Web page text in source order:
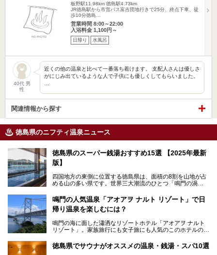
板野駅11.98km 徳島駅4.73km
JR徳島駅から市営バス富吉団地行きで25分、終点下車、徒
歩10分徳島…
営業時間 8:00～22:00
入浴料金 1,100円～
日帰り 水風呂
40代 男
性
近くの他の温泉と比べて一番落ち着けます。 支配人さんは優しさ
がにじみ出ているような人で子供にも優しくしてもらいました。
関連情報から探す
徳島県のニフティ温泉ニュース
徳島県のスーパー銭湯おすすめ15選 【2025年最新
版】
四国地方の東側に位置する徳島県は、面積の8割を山地が占
める山の多い県です。世界三大潮流のひとつ「鳴門の渦
吉野川上流域の秘境・祖谷渓、アカウミガメの産卵地として
知られる太平洋岸の大浜海岸など、同じ徳島県内でも、山に
隔てられた地域ごとに異なる風情を楽しめます。
徳島県は、淡路島経由での京阪神エリアへのアクセスの良さ
も魅力です。大阪や神戸など大都市への高速バス路線も充実
着できます。ここでは、そんな徳島県でおすすめのスーパー
銭湯をまとめてご紹介します。
鳴門の人気温泉「アオアヲ ナルト リゾート」で日
帰り温泉を楽しむには？
鳴門の海に面した瀟洒なリゾートホテル「アオアヲ ナルト
リゾート」。家族旅行にも女子旅にも人気のこのホテルの日
ティも全部体験してみたいという贅沢な悩みも叶いますよ！
温泉からは海一望です。
徳島県でサウナがオススメの温泉・銭湯・スパ10選